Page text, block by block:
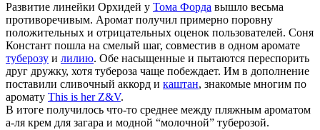
Развитие линейки Орхидей у Тома Форда вышло весьма
противоречивым. Аромат получил примерно поровну
положительных и отрицательных оценок пользователей. Соня
Констант пошла на смелый шаг, совместив в одном аромате
туберозу и лилию. Обе насыщенные и пытаются переспорить
друг дружку, хотя тубероза чаще побеждает. Им в дополнение
поставили сливочный аккорд и каштан, знакомые многим по
аромату This is her Z&V.
В итоге получилось что-то среднее между пляжным ароматом
а-ля крем для загара и модной “молочной” туберозой.